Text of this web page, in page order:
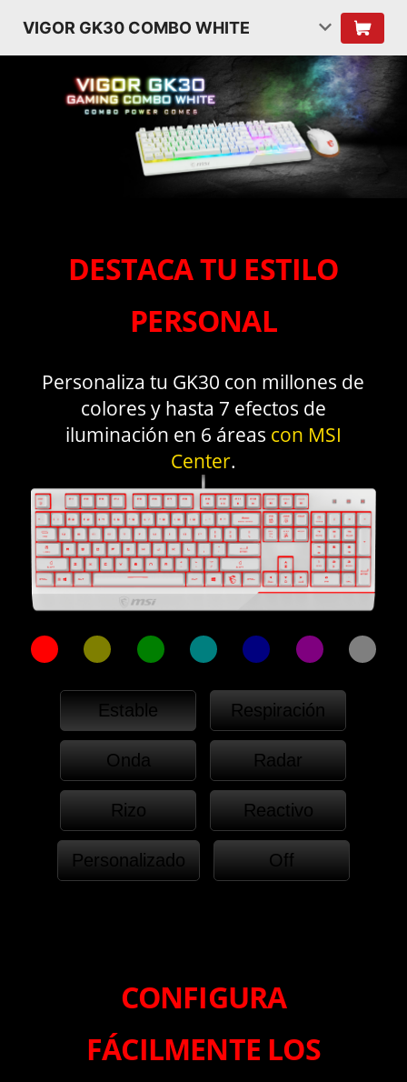
VIGOR GK30 COMBO WHITE
DESTACA TU ESTILO
PERSONAL
Personaliza tu GK30 con millones de
colores y hasta 7 efectos de
iluminación en 6 áreas con MSI
Center.
Estable Respiración
Onda Radar
Rizo Reactivo
Personalizado Off
CONFIGURA
FÁCILMENTE LOS